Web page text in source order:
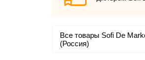
Все товары Sofi De
(Россия)